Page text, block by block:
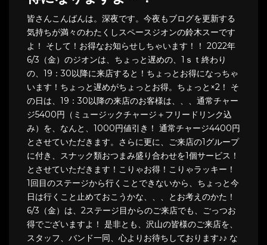
皆さんこんばんは。深夜です。今夜もブログを更新する
気持ちが満々のわたくしスペースジオンの鈴木スーです
よ！ そして！お得なお知らせしちゃいます！！ 2022年
6/3（金）のジオンは、ちょっと遅めの、1ｓｔ終わり
の、19：30以降に来店すると！ちょっとお得になっちゃ
います！ちょっと遅めがちょっとお得。ちょっと×2！ そ
の日は、19：30以降の来店のお客様は、、、通常チャー
ジ5400円（ミュージックチャージ＋フリードリンク込
み）を、なんと、1000円値引き！ 通常チャージ4400円
とさせていただきます。さらに更に、ご来店の1グループ
に付き、スナック類おつまみ盛り合わせを1個サービス！
とさせていただきます！こりゃお得！こりゃラッキー！
1回目のステージから行くことできないから、ちょっと今
日は行くこと止めておこうかな、、、とお考えのかた！
6/3（金）は、2ステージ目からのご来店でも、ごっつお
得でございますよ！ 是非とも、沢山の皆様のご来店を、
スタッフ、バンド一同、心よりお待ちしております♪♪ な